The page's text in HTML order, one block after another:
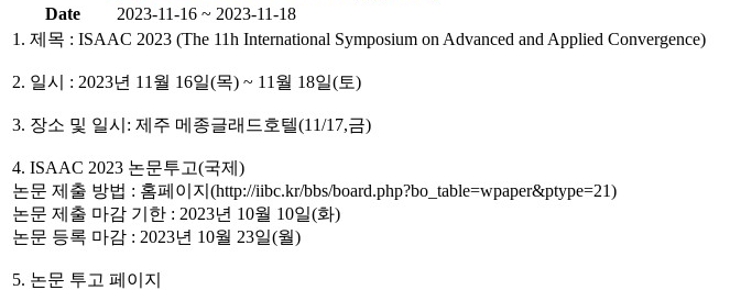
Date
2023-11-16 ~ 2023-11-18
1. 제목 : ISAAC 2023 (The 11h International Symposium on Advanced and Applied Convergence)
2. 일시 : 2023년 11월 16일(목) ~ 11월 18일(토)
3. 장소 및 일시: 제주 메종글래드호텔(11/17,금)
4. ISAAC 2023 논문투고(국제)
논문 제출 방법 : 홈페이지(http://iibc.kr/bbs/board.php?bo_table=wpaper&ptype=21)
논문 제출 마감 기한 : 2023년 10월 10일(화)
논문 등록 마감 : 2023년 10월 23일(월)
5. 논문 투고 페이지